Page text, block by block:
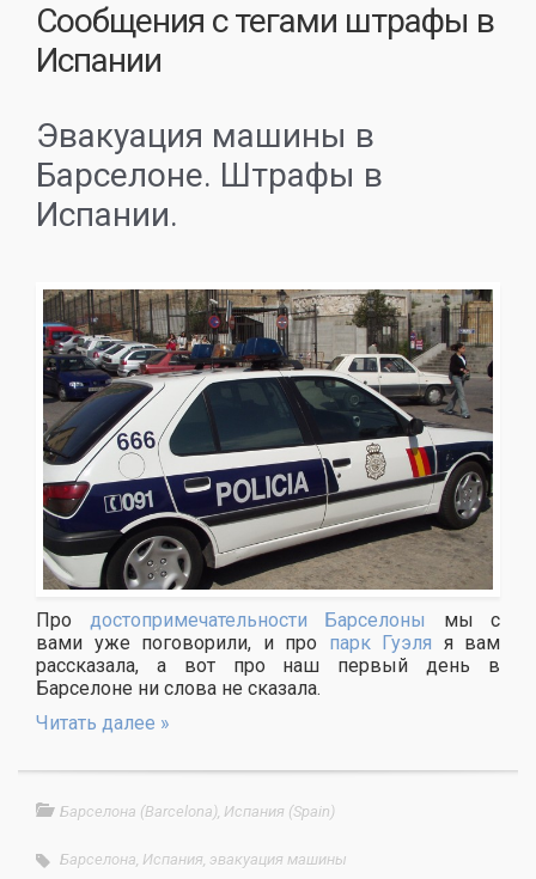
Сообщения с тегами штрафы в
Испании
Эвакуация машины в
Барселоне. Штрафы в
Испании.
Про достопримечательности Барселоны
мы с
вами уже поговорили, и про парк Гуэля я вам
рассказала, а вот про наш первый день в
Барселоне ни слова не сказала.
Читать далее »
Барселона (Barcelona) Испания (Spain)
Барселона Испания эвакуация машины